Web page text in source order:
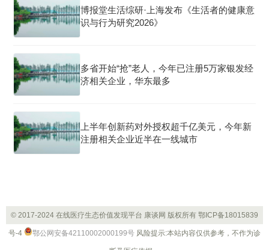
博报堂生活综研·上海发布《生活者的健康意
识与行为研究2026》
多省开始“抢”老人，今年已注册5万家银发经
济相关企业，华东最多
上半年创新药对外授权超千亿美元，今年新
注册相关企业近半在一线城市
© 2017-2024 在线医疗生态价值发现平台 康谈网 版权所有 鄂ICP备18015839
号-4 鄂公网安备42110002000199号 风险提示:本站内容仅供参考，不作为诊